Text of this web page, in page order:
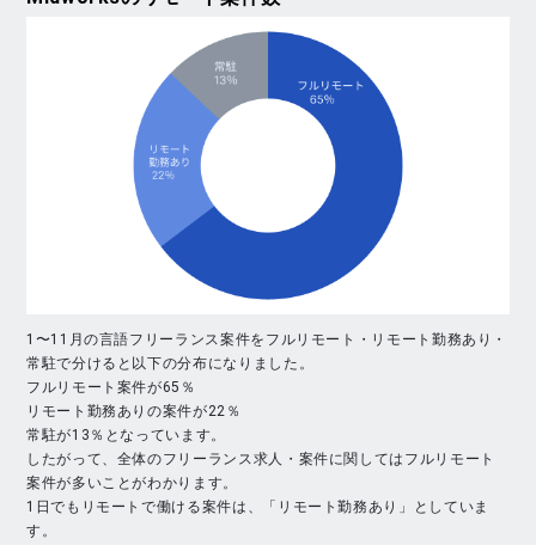
1〜11月の言語フリーランス案件をフルリモート・リモート勤務あり・
常駐で分けると以下の分布になりました。
フルリモート案件が65％
リモート勤務ありの案件が22％
常駐が13％となっています。
したがって、全体のフリーランス求人・案件に関してはフルリモート
案件が多いことがわかります。
1日でもリモートで働ける案件は、「リモート勤務あり」としていま
す。